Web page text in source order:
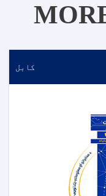
کابل